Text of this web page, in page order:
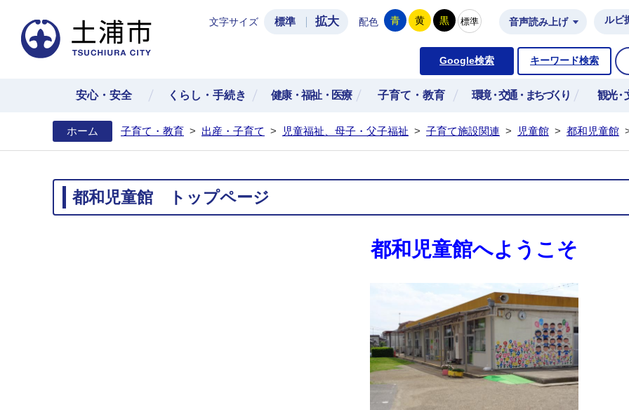
土浦市公式ホームページ
文字サイズ 標準 拡大 配色 青 黄 黒 標準 音声読み上げ ルビ
Google検索 キーワード検索
安心・安全 くらし・手続き 健康・福祉・医療 子育て・教育 環境・交通・まちづくり 観光・
ホーム 子育て・教育 > 出産・子育て > 児童福祉、母子・父子福祉 > 子育て施設関連 > 児童館 > 都和児童館
都和児童館 トップページ
都和児童館へようこそ